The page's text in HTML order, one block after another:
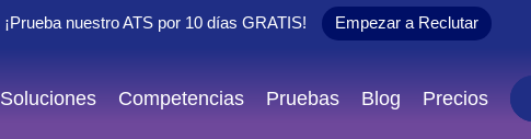
¡Prueba nuestro ATS por 10 días GRATIS! Empezar a Reclutar
Soluciones Competencias Pruebas Blog Precios